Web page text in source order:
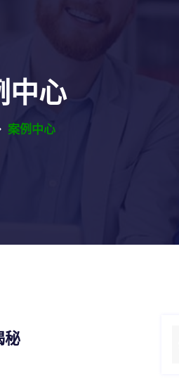
中心
案例中心
秘